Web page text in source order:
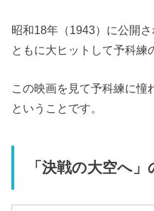
昭和18年（1943）に公開
ともに大ヒットして予科練
この映画を見て予科練に憧
ということです。
「決戦の大空へ